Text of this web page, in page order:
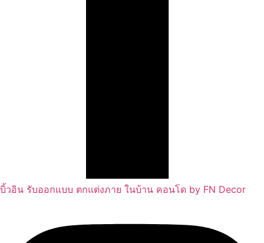
บิ้วอิน รับออกแบบ ตกแต่งภาย ในบ้าน คอนโด by FN Decor